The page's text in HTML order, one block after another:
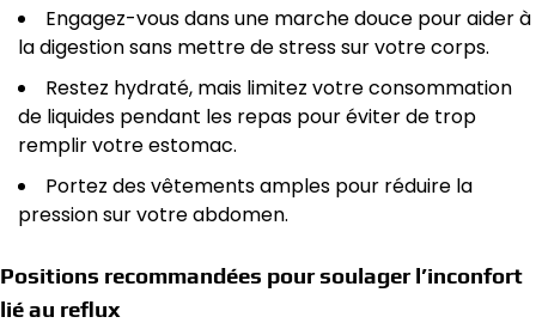
Engagez-vous dans une marche douce pour aider à
la digestion sans mettre de stress sur votre corps.
Restez hydraté, mais limitez votre consommation
de liquides pendant les repas pour éviter de trop
remplir votre estomac.
Portez des vêtements amples pour réduire la
pression sur votre abdomen.
Positions recommandées pour soulager l’inconfort
lié au reflux